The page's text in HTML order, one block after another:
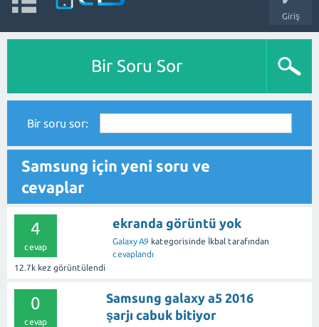
Giriş
Bir Soru Sor
Bir soru sor:
Samsung için yeni soru ve
cevaplar
4
cevap
12.7k kez görüntülendi
ekranda görüntü yok
Galaxy A9 kategorisinde İkbal tarafından
cevaplandı
0
cevap
Samsung galaxy a5 2016
şarjı cabuk bitiyor